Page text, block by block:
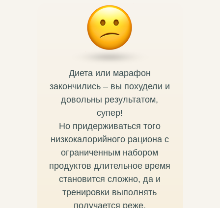
Диета или марафон
закончились – вы похудели и
довольны результатом,
супер!
Но придерживаться того
низкокалорийного рациона с
ограниченным набором
продуктов длительное время
становится сложно, да и
тренировки выполнять
получается реже.